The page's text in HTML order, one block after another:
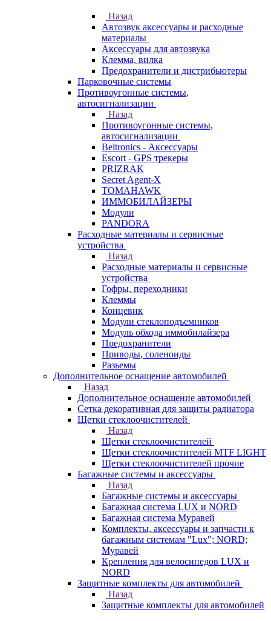
Назад
Автозвук аксессуары и расходные
материалы
Аксессуары для автозвука
Клемма, вилка
Предохранители и дистрибьютеры
Парковочные системы
Противоугонные системы,
автосигнализации
Назад
Противоугонные системы,
автосигнализации
Beltronics - Аксессуары
Escort - GPS трекеры
PRIZRAK
Secret Agent-X
TOMAHAWK
ИММОБИЛАЙЗЕРЫ
Модули
PANDORA
Расходные материалы и сервисные
устройства
Назад
Расходные материалы и сервисные
устройства
Гофры, переходники
Клеммы
Концевик
Модули стеклоподъемников
Модуль обхода иммобилайзера
Предохранители
Приводы, соленоиды
Разьемы
Дополнительное оснащение автомобилей
Назад
Дополнительное оснащение автомобилей
Сетка декоративная для защиты радиатора
Щетки стеклоочистителей
Назад
Щетки стеклоочистителей
Щетки стеклоочистителей MTF LIGHT
Щетки стеклоочистителей прочие
Багажные системы и аксессуары
Назад
Багажные системы и аксессуары
Багажная система LUX и NORD
Багажная система Муравей
Комплекты, аксессуары и запчасти к
багажным системам "Lux"; NORD;
Муравей
Крепления для велосипедов LUX и
NORD
Защитные комплекты для автомобилей
Назад
Защитные комплекты для автомобилей